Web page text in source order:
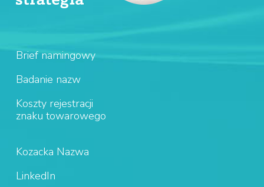
Brief namingowy
Badanie nazw
Koszty rejestracji
znaku towarowego
Kozacka Nazwa
LinkedIn